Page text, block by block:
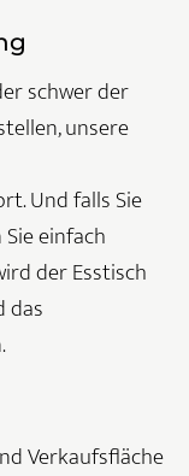
schwer der
unsere
Und falls Sie
einfach
der Esstisch
das
Verkaufsfläche